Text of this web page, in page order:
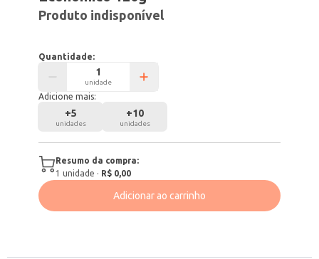
Produto indisponível
Quantidade:
unidade
Adicione mais:
+5
unidades
+10
unidades
Resumo da compra:
1 unidade · R$ 0,00
Adicionar ao carrinho